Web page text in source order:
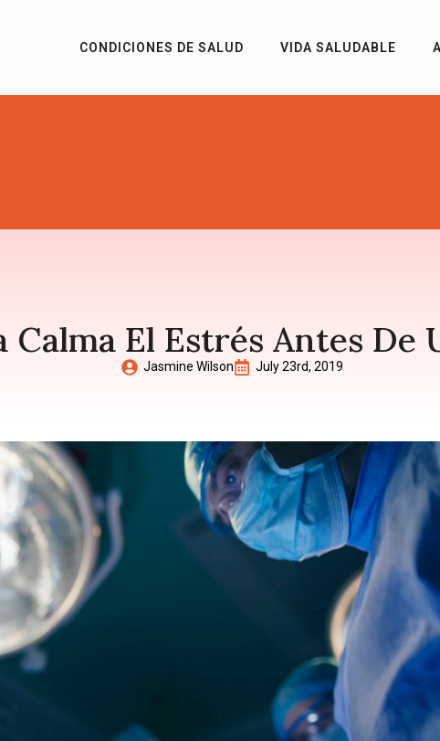
CONDICIONES DE SALUD VIDA SALUDABLE
Calma El Estrés Antes De
Jasmine Wilson July 23rd, 2019